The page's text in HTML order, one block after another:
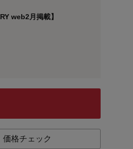
web2月掲載】
価格チェック